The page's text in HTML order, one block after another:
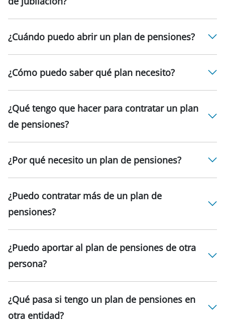
¿Cuándo puedo abrir un plan de pensiones?
¿Cómo puedo saber qué plan necesito?
¿Qué tengo que hacer para contratar un plan
de pensiones?
¿Por qué necesito un plan de pensiones?
¿Puedo contratar más de un plan de
pensiones?
¿Puedo aportar al plan de pensiones de otra
persona?
¿Qué pasa si tengo un plan de pensiones en
otra entidad?